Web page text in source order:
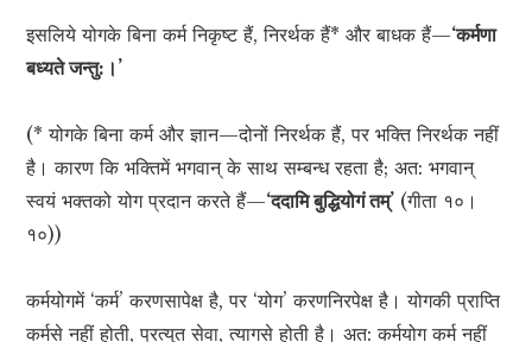
इसलिये योगके बिना कर्म निकृष्ट हैं, निरर्थक हैं* और बाधक हैं—‘कर्मणा
बध्यते जन्तु:।’
(* योगके बिना कर्म और ज्ञान—दोनों निरर्थक हैं, पर भक्ति निरर्थक नहीं
है। कारण कि भक्तिमें भगवान् के साथ सम्बन्ध रहता है; अत: भगवान्
स्वयं भक्तको योग प्रदान करते हैं—‘ददामि बुद्धियोगं तम्’ (गीता १०।
१०))
कर्मयोगमें ‘कर्म’ करणसापेक्ष है, पर ‘योग’ करणनिरपेक्ष है। योगकी प्राप्ति
कर्मसे नहीं होती, प्रत्युत सेवा, त्यागसे होती है। अत: कर्मयोग कर्म नहीं